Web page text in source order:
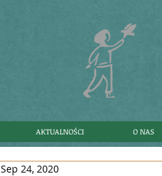
AKTUALNOŚCI O NAS
Sep 24, 2020